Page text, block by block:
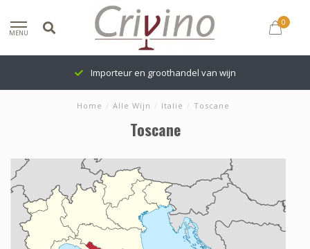
MENU
0
Importeur en groothandel van wijn
Home / Alle Wijn / Italië / Toscane
Toscane